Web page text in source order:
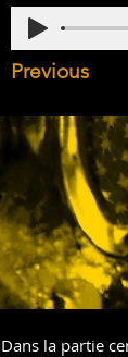
Previous
Dans la partie